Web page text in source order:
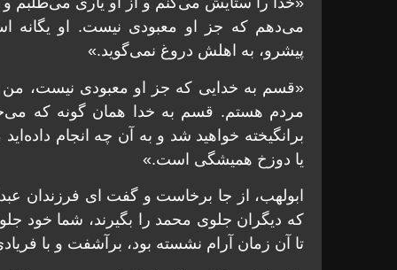
می‌دهم که جز او معبودی نیست. او یگانه
پیشرو، به اهلش دروغ نمی‌گوید.»
«قسم به خدایی که جز او معبودی نیست،
مردم هستم. قسم به خدا همان گونه که
برانگیخته خواهید شد و به آن چه انجام
یا دوزخ همیشگی است.»
ابولهب، از جا برخاست و گفت ای فرزندان
که دیگران جلوی محمد را بگیرند، شما خود
تا آن زمان آرام نشسته بود، برآشفت و با